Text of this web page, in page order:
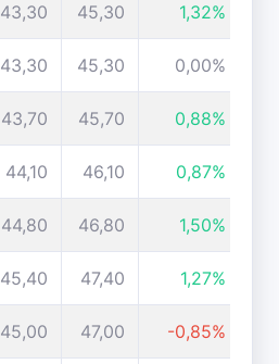
43,30 45,30 1,32%
43,30 45,30 0,00%
43,70 45,70 0,88%
44,10 46,10 0,87%
44,80 46,80 1,50%
45,40 47,40 1,27%
45,00 47,00 -0,85%